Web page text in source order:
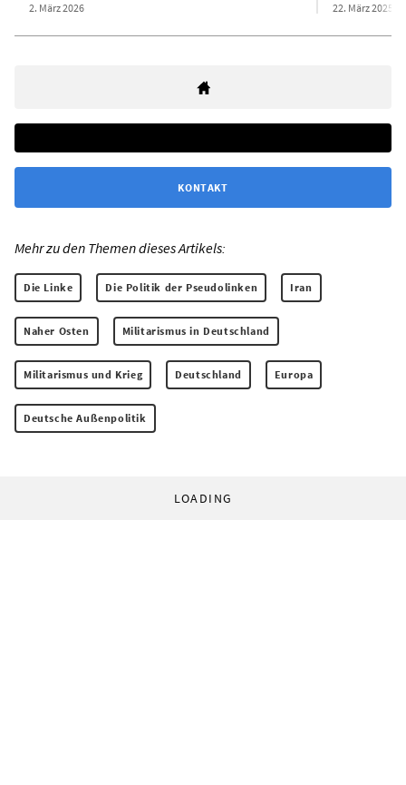
2. März 2026 22. März 2025
KONTAKT
Mehr zu den Themen dieses Artikels:
Die Linke Die Politik der Pseudolinken Iran
Naher Osten Militarismus in Deutschland
Militarismus und Krieg Deutschland Europa
Deutsche Außenpolitik
LOADING